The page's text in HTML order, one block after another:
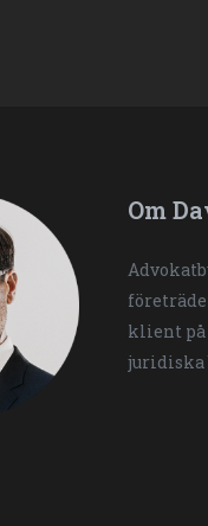
Om
klient på
juridiska